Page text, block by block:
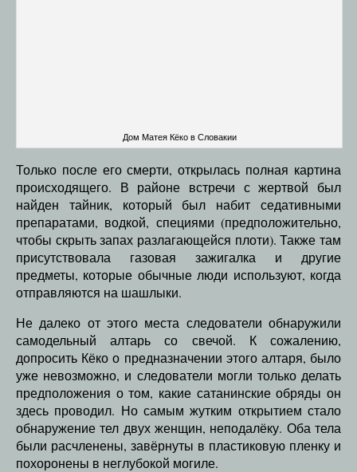
Дом Матея Кёко в Словакии
Только после его смерти, открылась полная картина
происходящего. В районе встречи с жертвой был
найден тайник, который был набит седативными
препаратами, водкой, специями (предположительно,
чтобы скрыть запах разлагающейся плоти). Также там
присутствовала газовая зажигалка и другие
предметы, которые обычные люди используют, когда
отправляются на шашлыки.
Не далеко от этого места следователи обнаружили
самодельный алтарь со свечой. К сожалению,
допросить Кёко о предназначении этого алтаря, было
уже невозможно, и следователи могли только делать
предположения о том, какие сатанинские обряды он
здесь проводил. Но самым жутким открытием стало
обнаружение тел двух женщин, неподалёку. Оба тела
были расчленены, завёрнуты в пластиковую пленку и
похоронены в неглубокой могиле.